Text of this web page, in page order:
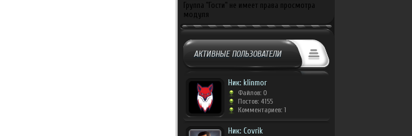
Группа "Гости" не имеет права просмотра
модуля
АКТИВНЫЕ ПОЛЬЗОВАТЕЛИ
Ник: klinmor
Файлов: 0
Постов: 4155
Комментариев: 1
Ник: Covrik